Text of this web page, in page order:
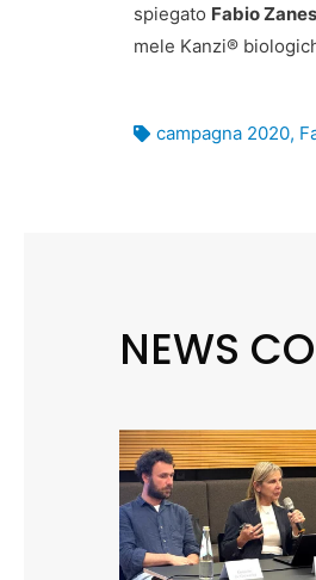
spiegato Fabio
mele Kanzi®
campagna 2020,
NEWS